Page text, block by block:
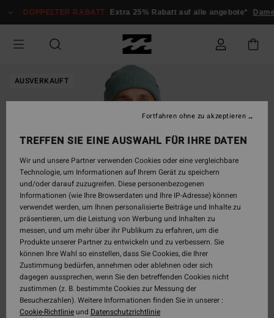
zur
springen
DOPPELTER RABATT Extra 25% Rabatt auf alle angebote* Damen
AUSVERKAUFT
TREFFEN SIE EINE AUSWAHL FÜR IHRE DATEN
Wir und unsere Partner verwenden Cookies oder eine vergleichbare
Technologie, um Informationen auf Ihrem Gerät zu speichern
und/oder darauf zuzugreifen. Diese personenbezogenen
Informationen (wie Ihre Browserdaten und Ihre IP-Adresse) können
verwendet werden, um Ihnen personalisierte Beiträge und Inhalte zu
präsentieren, um die Leistung von Werbung und Inhalten zu
messen, und um mehr über ihr Publikum zu erfahren, um die
Produkte unserer Partner zu entwickeln und zu verbessern. Sie
können Ihre Wahl so einstellen, dass Sie Cookies, die Ihrer
Zustimmung bedürfen, annehmen oder ablehnen oder sich
dagegen aussprechen, wenn Sie den betreffenden Cookies nicht
zustimmen (z. B. bestimmte Cookies zur Messung der
Besucherzahlen). Weitere Informationen finden Sie in unserer :
Cookie-Richtlinieund Datenschutzrichtlinie
Fortfahren ohne zu akzeptieren